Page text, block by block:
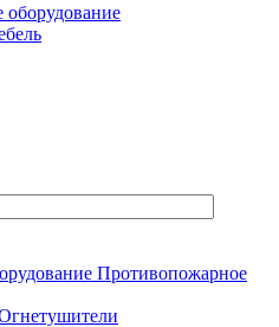
Противопожарное